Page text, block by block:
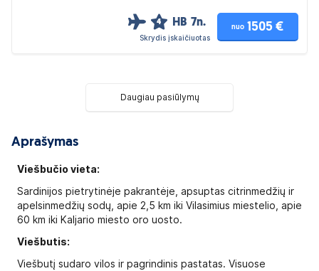
4 HB 7n.
Skrydis įskaičiuotas
nuo 1505 €
Daugiau pasiūlymų
Aprašymas
Viešbučio vieta:
Sardinijos pietrytinėje pakrantėje, apsuptas citrinmedžių ir
apelsinmedžių sodų, apie 2,5 km iki Vilasimius miestelio, apie
60 km iki Kaljario miesto oro uosto.
Viešbutis:
Viešbutį sudaro vilos ir pagrindinis pastatas. Visuose